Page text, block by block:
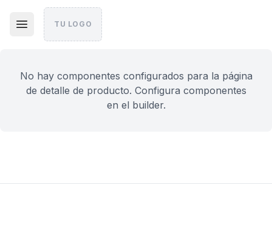
TU LOGO
No hay componentes configurados para la página
de detalle de producto. Configura componentes
en el builder.